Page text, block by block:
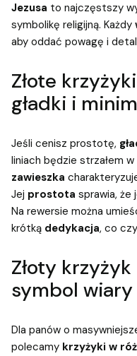
Jezusa to najczęstszy
symbolikę religijną. Każdy
aby oddać powagę i
Złote
gładki i
Jeśli cenisz prostotę,
liniach będzie strzałem
zawieszka
Jej prostota sprawia, że
Na rewersie można
krótką dedykacja, co
Złoty
symbol wiary
Dla panów o
polecamy krzyżyki w